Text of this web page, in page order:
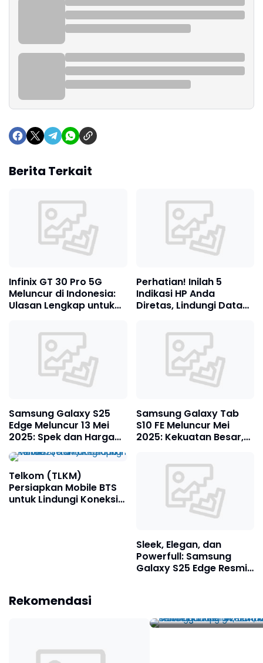
Berita Terkait
Infinix GT 30 Pro 5G
Meluncur di Indonesia:
Ulasan Lengkap untuk
Perhatian! Inilah 5
Indikasi HP Anda
Diretas, Lindungi Data
Terlambat
Samsung Galaxy S25
Edge Meluncur 13 Mei
2025: Spek dan Harga
Samsung Galaxy Tab
S10 FE Meluncur Mei
2025: Kekuatan Besar,
Telkom (TLKM)
Persiapkan Mobile BTS
untuk Lindungi Koneksi
Sleek, Elegan, dan
Powerfull: Samsung
Galaxy S25 Edge Resmi
Rekomendasi
Kuarter I/2025: Yang